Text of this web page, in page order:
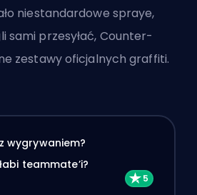
niestandardowe spraye,
sami przesyłać, Counter-
zestawy oficjalnych graffiti.
wygrywaniem?
teammate’i?